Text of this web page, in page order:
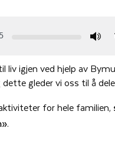
liv igjen ved hjelp av
gleder vi oss til å
for hele familien,
.